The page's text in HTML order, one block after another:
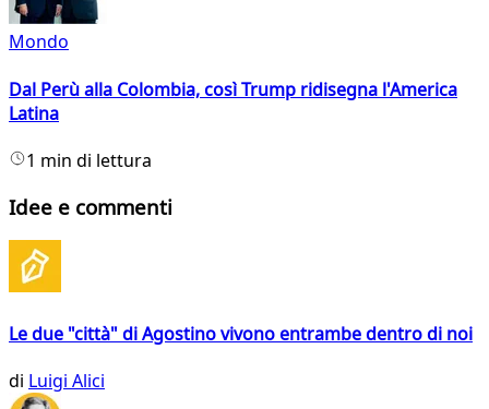
Mondo
Dal Perù alla Colombia, così Trump ridisegna l'America
Latina
1 min di lettura
Idee e commenti
Le due "città" di Agostino vivono entrambe dentro di noi
di Luigi Alici